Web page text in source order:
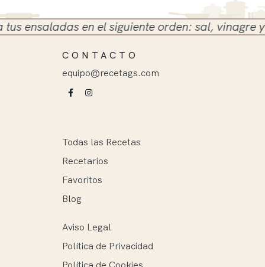
en el siguiente orden: sal, vinagre y aceite
CONTACTO
equipo@recetags.com
Todas las Recetas
Recetarios
Favoritos
Blog
Aviso Legal
Política de Privacidad
Política de Cookies